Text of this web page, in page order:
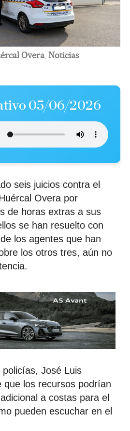
Overa Noticias
05/06/2026
seis juicios contra el
Overa por
de horas extras a sus
se han resuelto con
los agentes que han
los otros tres, aún no
José Luis
que los recursos podrían
a costas para el
pueden escuchar en el